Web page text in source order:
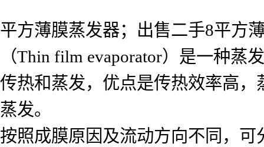
平方薄膜蒸发器；出售二手8平方
（Thin film evaporator）是一种
传热和蒸发，优点是传热效率高
蒸发。
按照成膜原因及流动方向不同，